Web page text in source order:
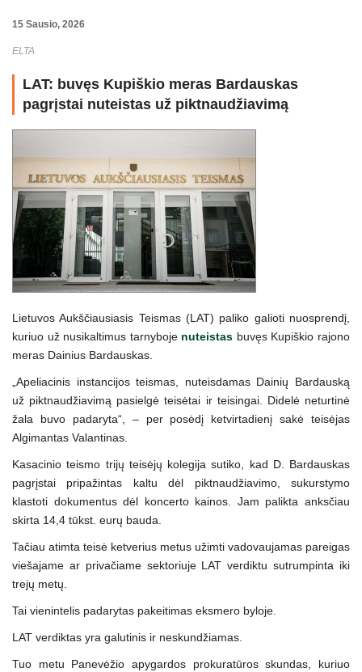
15 Sausio, 2026
ELTA
LAT: buvęs Kupiškio meras Bardauskas
pagrįstai nuteistas už piktnaudžiavimą
Lietuvos Aukščiausiasis Teismas (LAT) paliko galioti nuosprendį,
kuriuo už nusikaltimus tarnyboje nuteistas buvęs Kupiškio rajono
meras Dainius Bardauskas.
„Apeliacinis instancijos teismas, nuteisdamas Dainių Bardauską
už piktnaudžiavimą pasielgė teisėtai ir teisingai. Didelė neturtinė
žala buvo padaryta“, – per posėdį ketvirtadienį sakė teisėjas
Algimantas Valantinas.
Kasacinio teismo trijų teisėjų kolegija sutiko, kad D. Bardauskas
pagrįstai pripažintas kaltu dėl piktnaudžiavimo, sukurstymo
klastoti dokumentus dėl koncerto kainos. Jam palikta anksčiau
skirta 14,4 tūkst. eurų bauda.
Tačiau atimta teisė ketverius metus užimti vadovaujamas pareigas
viešajame ar privačiame sektoriuje LAT verdiktu sutrumpinta iki
trejų metų.
Tai vienintelis padarytas pakeitimas eksmero byloje.
LAT verdiktas yra galutinis ir neskundžiamas.
Tuo metu Panevėžio apygardos prokuratūros skundas, kuriuo